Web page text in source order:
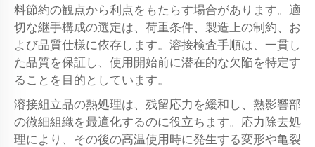
料節約の観点から利点をもたらす場合があります。適
切な継手構成の選定は、荷重条件、製造上の制約、お
よび品質仕様に依存します。溶接検査手順は、一貫し
た品質を保証し、使用開始前に潜在的な欠陥を特定す
ることを目的としています。
溶接組立品の熱処理は、残留応力を緩和し、熱影響部
の微細組織を最適化するのに役立ちます。応力除去処
理により、その後の高温使用時に発生する変形や亀裂